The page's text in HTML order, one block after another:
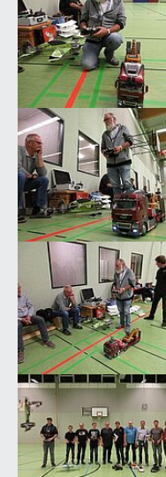
Show larger version for:
Show larger version for:
Show larger version for: